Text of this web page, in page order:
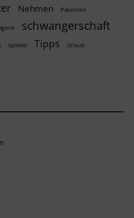
Nehmen Patienten
schwangerschaft
spielen Tipps Urlaub